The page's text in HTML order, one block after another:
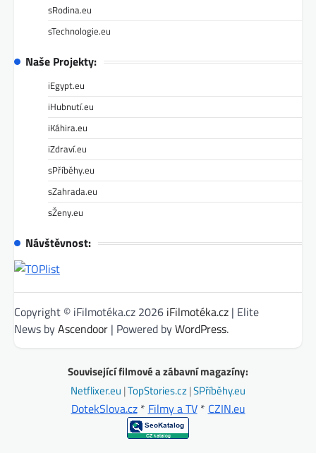
sRodina.eu
sTechnologie.eu
Naše Projekty:
iEgypt.eu
iHubnutí.eu
iKáhira.eu
iZdraví.eu
sPříběhy.eu
sZahrada.eu
sŽeny.eu
Návštěvnost:
Copyright © iFilmotéka.cz 2026 iFilmotéka.cz | Elite
News byAscendoor | Powered byWordPress.
Související filmové a zábavní magazíny:
Netflixer.eu |TopStories.cz|SPříběhy.eu
DotekSlova.cz* Filmy a TV* CZIN.eu